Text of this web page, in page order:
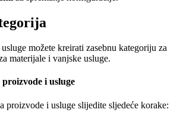
možete kreirati zasebnu kategoriju za
materijale i vanjske usluge.
i usluge
proizvode i usluge slijedite sljedeće korake: